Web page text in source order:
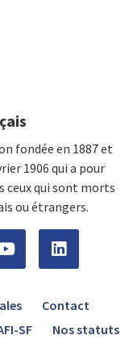
fondée en 1887 et
1906 qui a pour
ceux qui sont morts
ou étrangers.
Contact
SF Nos statuts